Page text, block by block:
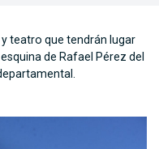
teatro que tendrán lugar
de Rafael Pérez del